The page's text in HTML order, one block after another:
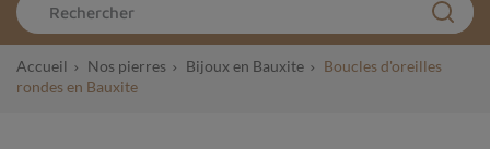
Accueil Nos pierres Bijoux en Bauxite
Boucles d'oreilles
rondes en Bauxite